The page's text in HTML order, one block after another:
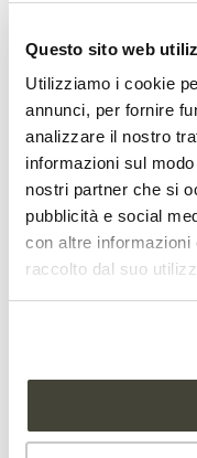
Questo sito web
Utilizziamo i cookie
annunci, per fornire
analizzare il nostro
informazioni sul
nostri partner che si
pubblicità e social
con altre informazioni
raccolto dal suo
delle
invece indurre
strategica del
alla base della
sistema
garanzia
continuità della
argine a
coinvolgendo